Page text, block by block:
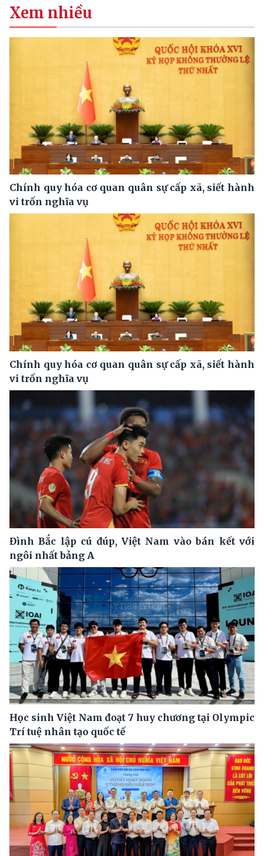
Xem nhiều
Chính quy hóa cơ quan quân sự cấp xã, siết hành
vi trốn nghĩa vụ
Chính quy hóa cơ quan quân sự cấp xã, siết hành
vi trốn nghĩa vụ
Đình Bắc lập cú đúp, Việt Nam vào bán kết với
ngôi nhất bảng A
Học sinh Việt Nam đoạt 7 huy chương tại Olympic
Trí tuệ nhân tạo quốc tế